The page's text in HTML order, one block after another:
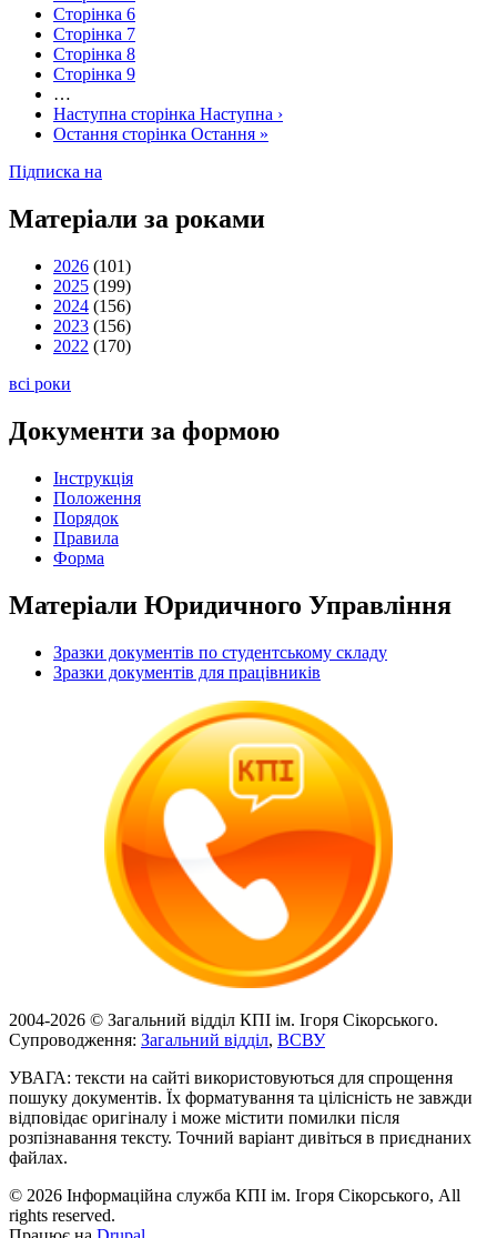
Сторінка 6
Сторінка 7
Сторінка 8
Сторінка 9
…
Наступна сторінка Наступна ›
Остання сторінка Остання »
Підписка на
Матеріали за роками
2026 (101)
2025 (199)
2024 (156)
2023 (156)
2022 (170)
всі роки
Документи за формою
Інструкція
Положення
Порядок
Правила
Форма
Матеріали Юридичного Управління
Зразки документів по студентському складу
Зразки документів для працівників
2004-2026 © Загальний відділ КПІ ім. Ігоря Сікорського.
Супроводження: Загальний відділ, ВСВУ
УВАГА: тексти на сайті використовуються для спрощення
пошуку документів. Їх форматування та цілісність не завжди
відповідає оригіналу і може містити помилки після
розпізнавання тексту. Точний варіант дивіться в приєднаних
файлах.
© 2026 Інформаційна служба КПІ ім. Ігоря Сікорського, All
rights reserved.